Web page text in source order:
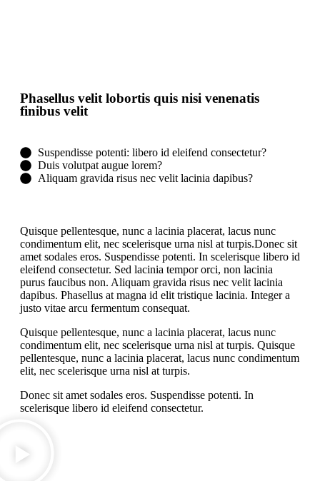
Phasellus velit lobortis quis nisi venenatis
finibus velit
Suspendisse potenti: libero id eleifend consectetur?
Duis volutpat augue lorem?
Aliquam gravida risus nec velit lacinia dapibus?
Quisque pellentesque, nunc a lacinia placerat, lacus nunc
condimentum elit, nec scelerisque urna nisl at turpis.Donec sit
amet sodales eros. Suspendisse potenti. In scelerisque libero id
eleifend consectetur. Sed lacinia tempor orci, non lacinia
purus faucibus non. Aliquam gravida risus nec velit lacinia
dapibus. Phasellus at magna id elit tristique lacinia. Integer a
justo vitae arcu fermentum consequat.
Quisque pellentesque, nunc a lacinia placerat, lacus nunc
condimentum elit, nec scelerisque urna nisl at turpis. Quisque
pellentesque, nunc a lacinia placerat, lacus nunc condimentum
elit, nec scelerisque urna nisl at turpis.
Donec sit amet sodales eros. Suspendisse potenti. In
scelerisque libero id eleifend consectetur.